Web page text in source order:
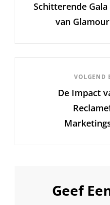
bericht
Schitterende Gala
van
Bericht
VOLGEND
De Impact
Geef